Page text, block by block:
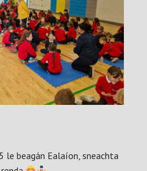
le beagán Ealaíon, sneachta